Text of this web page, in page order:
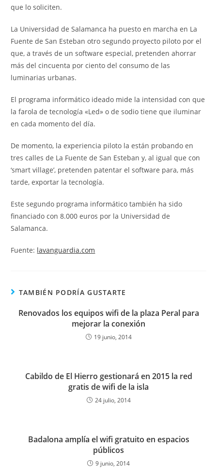
que lo soliciten.
La Universidad de Salamanca ha puesto en marcha en La
Fuente de San Esteban otro segundo proyecto piloto por el
que, a través de un software especial, pretenden ahorrar
más del cincuenta por ciento del consumo de las
luminarias urbanas.
El programa informático ideado mide la intensidad con que
la farola de tecnología «Led» o de sodio tiene que iluminar
en cada momento del día.
De momento, la experiencia piloto la están probando en
tres calles de La Fuente de San Esteban y, al igual que con
‘smart village’, pretenden patentar el software para, más
tarde, exportar la tecnología.
Este segundo programa informático también ha sido
financiado con 8.000 euros por la Universidad de
Salamanca.
Fuente: lavanguardia.com
TAMBIÉN PODRÍA GUSTARTE
Renovados los equipos wifi de la plaza Peral para
mejorar la conexión
19 junio, 2014
Cabildo de El Hierro gestionará en 2015 la red
gratis de wifi de la isla
24 julio, 2014
Badalona amplía el wifi gratuito en espacios
públicos
9 junio, 2014